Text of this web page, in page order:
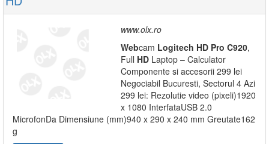
www.olx.ro
Webcam Logitech HD Pro C920,
Full HD Laptop – Calculator
Componente si accesorii 299 lei
Negociabil Bucuresti, Sectorul 4 Azi
299 lei: Rezolutie video (pixeli)1920
x 1080 InterfataUSB 2.0
MicrofonDa Dimensiune (mm)940 x 290 x 240 mm Greutate162
g